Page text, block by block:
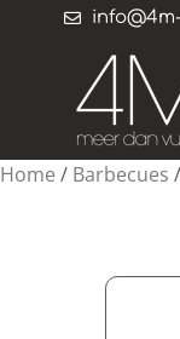
Home / Barbecues /